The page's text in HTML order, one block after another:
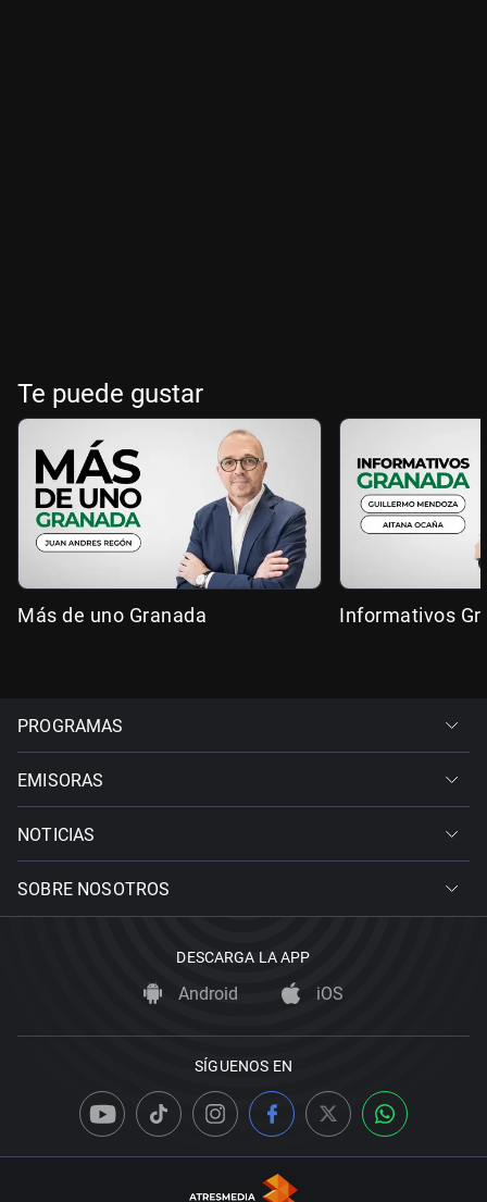
Te puede gustar
Más de uno Granada Informativos
PROGRAMAS
EMISORAS
NOTICIAS
SOBRE NOSOTROS
DESCARGA LA APP
Android iOS
SÍGUENOS EN